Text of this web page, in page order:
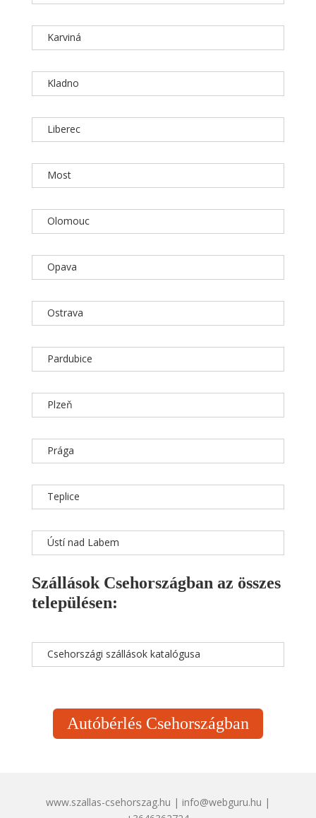
Karviná
Kladno
Liberec
Most
Olomouc
Opava
Ostrava
Pardubice
Plzeň
Prága
Teplice
Ústí nad Labem
Szállások Csehországban az összes
településen:
Csehországi szállások katalógusa
Autóbérlés Csehországban
www.szallas-csehorszag.hu | info@webguru.hu |